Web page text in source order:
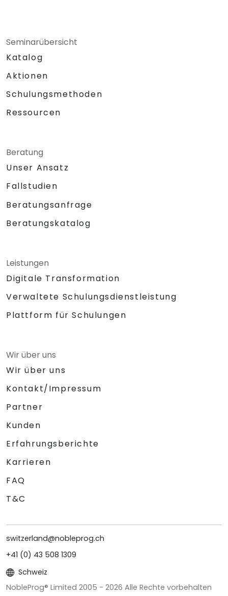
Seminarübersicht
Katalog
Aktionen
Schulungsmethoden
Ressourcen
Beratung
Unser Ansatz
Fallstudien
Beratungsanfrage
Beratungskatalog
Leistungen
Digitale Transformation
Verwaltete Schulungsdienstleistung
Plattform für Schulungen
Wir über uns
Wir über uns
Kontakt/Impressum
Partner
Kunden
Erfahrungsberichte
Karrieren
FAQ
T&C
switzerland@nobleprog.ch
+41 (0) 43 508 1309
Schweiz
NobleProg® Limited 2005 - 2026 Alle Rechte vorbehalten